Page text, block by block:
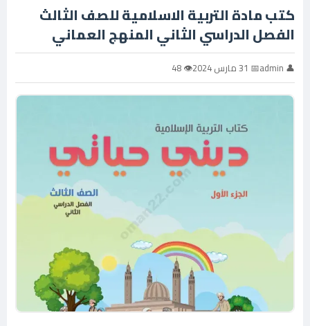
كتب مادة التربية الاسلامية للصف الثالث
الفصل الدراسي الثاني المنهج العماني
👤 admin 📅 31 مارس 2024 👁 48